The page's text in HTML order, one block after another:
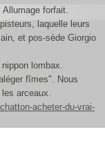
forfait.
laquelle leurs
et pos-sède Giorgio
lombax.
fîmes". Nous
arceaux.
acheter-du-vrai-